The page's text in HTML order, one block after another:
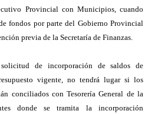
Provincial con Municipios, cuando
fondos por parte del Gobierno Provincial
previa de la Secretaría de Finanzas.
de incorporación de saldos de
vigente, no tendrá lugar si los
conciliados con Tesorería General de la
donde se tramita la incorporación